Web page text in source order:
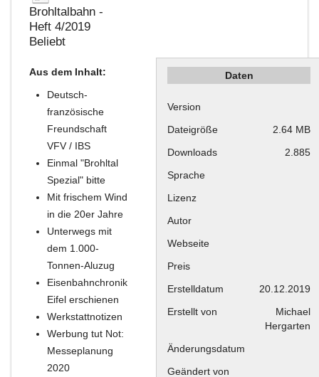
Brohltalbahn -
Heft 4/2019
Beliebt
Aus dem Inhalt:
Deutsch-
französische
Freundschaft
VFV / IBS
Einmal "Brohltal
Spezial" bitte
Mit frischem Wind
in die 20er Jahre
Unterwegs mit
dem 1.000-
Tonnen-Aluzug
Eisenbahnchronik
Eifel erschienen
Werkstattnotizen
Werbung tut Not:
Messeplanung
2020
Daten
Version
Dateigröße
2.64 MB
Downloads
2.885
Sprache
Lizenz
Autor
Webseite
Preis
Erstelldatum
20.12.2019
Erstellt von
Michael
Hergarten
Änderungsdatum
Geändert von